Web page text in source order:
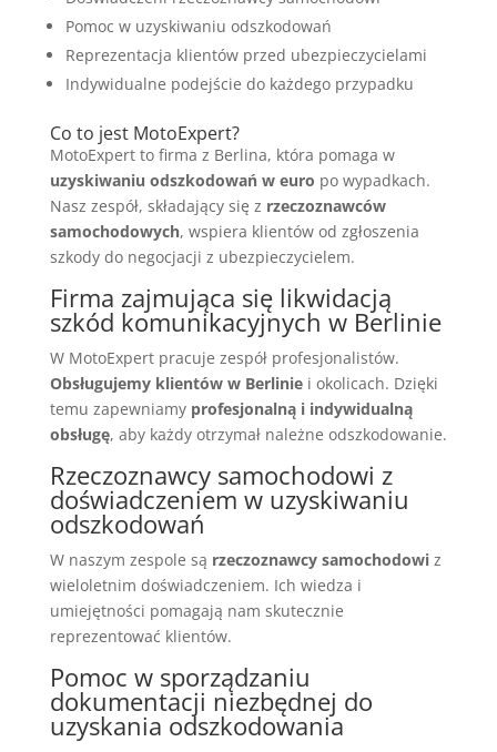
Pomoc w uzyskiwaniu odszkodowań
Reprezentacja klientów przed ubezpieczycielami
Indywidualne podejście do każdego przypadku
Co to jest MotoExpert?
MotoExpert to firma z Berlina, która pomaga w
uzyskiwaniu odszkodowań w euro po wypadkach.
Nasz zespół, składający się z rzeczoznawców
samochodowych, wspiera klientów od zgłoszenia
szkody do negocjacji z ubezpieczycielem.
Firma zajmująca się likwidacją
szkód komunikacyjnych w Berlinie
W MotoExpert pracuje zespół profesjonalistów.
Obsługujemy klientów w Berliniei okolicach. Dzięki
temu zapewniamy profesjonalną i indywidualną
obsługę, aby każdy otrzymał należne odszkodowanie.
Rzeczoznawcy samochodowi z
doświadczeniem w uzyskiwaniu
odszkodowań
W naszym zespole są rzeczoznawcy samochodowiz
wieloletnim doświadczeniem. Ich wiedza i
umiejętności pomagają nam skutecznie
reprezentować klientów.
Pomoc w sporządzaniu
dokumentacji niezbędnej do
uzyskania odszkodowania